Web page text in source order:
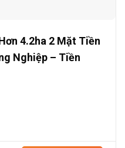
4.2ha 2 Mặt Tiền
Nghiệp – Tiền